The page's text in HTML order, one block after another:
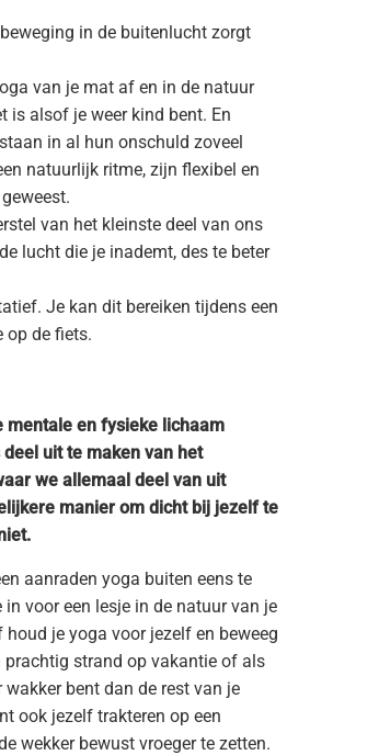
in de buitenlucht zorgt
van je mat af en in de natuur
is alsof je weer kind bent. En
in al hun onschuld zoveel
natuurlijk ritme, zijn flexibel en
van het kleinste deel van ons
lucht die je inademt, des te beter
Je kan dit bereiken tijdens een
op de fiets.
mentale en fysieke lichaam
uit te maken van het
we allemaal deel van uit
manier om dicht bij jezelf te
aanraden yoga buiten eens te
in voor een lesje in de natuur van je
je yoga voor jezelf en beweeg
prachtig strand op vakantie of als
wakker bent dan de rest van je
ook jezelf trakteren op een
wekker bewust vroeger te zetten.